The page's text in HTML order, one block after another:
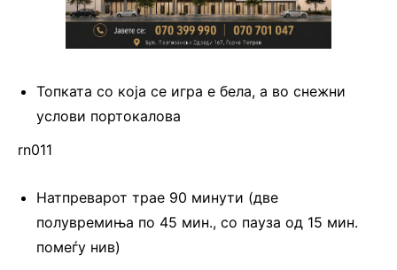
Топката со која се игра е бела, а во снежни
услови портокалова
rn011
Натпреварот трае 90 минути (две
полувремиња по 45 мин., со пауза од 15 мин.
помеѓу нив)